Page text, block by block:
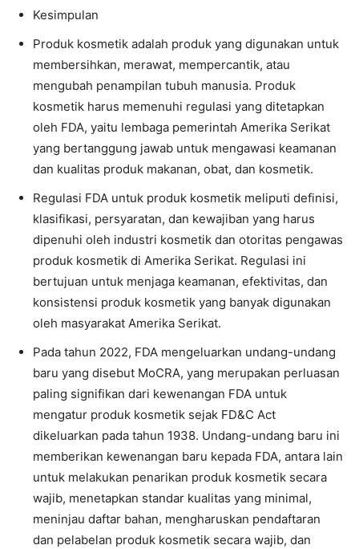
Kesimpulan
Produk kosmetik adalah produk yang digunakan untuk
membersihkan, merawat, mempercantik, atau
mengubah penampilan tubuh manusia. Produk
kosmetik harus memenuhi regulasi yang ditetapkan
oleh FDA, yaitu lembaga pemerintah Amerika Serikat
yang bertanggung jawab untuk mengawasi keamanan
dan kualitas produk makanan, obat, dan kosmetik.
Regulasi FDA untuk produk kosmetik meliputi definisi,
klasifikasi, persyaratan, dan kewajiban yang harus
dipenuhi oleh industri kosmetik dan otoritas pengawas
produk kosmetik di Amerika Serikat. Regulasi ini
bertujuan untuk menjaga keamanan, efektivitas, dan
konsistensi produk kosmetik yang banyak digunakan
oleh masyarakat Amerika Serikat.
Pada tahun 2022, FDA mengeluarkan undang-undang
baru yang disebut MoCRA, yang merupakan perluasan
paling signifikan dari kewenangan FDA untuk
mengatur produk kosmetik sejak FD&C Act
dikeluarkan pada tahun 1938. Undang-undang baru ini
memberikan kewenangan baru kepada FDA, antara lain
untuk melakukan penarikan produk kosmetik secara
wajib, menetapkan standar kualitas yang minimal,
meninjau daftar bahan, mengharuskan pendaftaran
dan pelabelan produk kosmetik secara wajib, dan